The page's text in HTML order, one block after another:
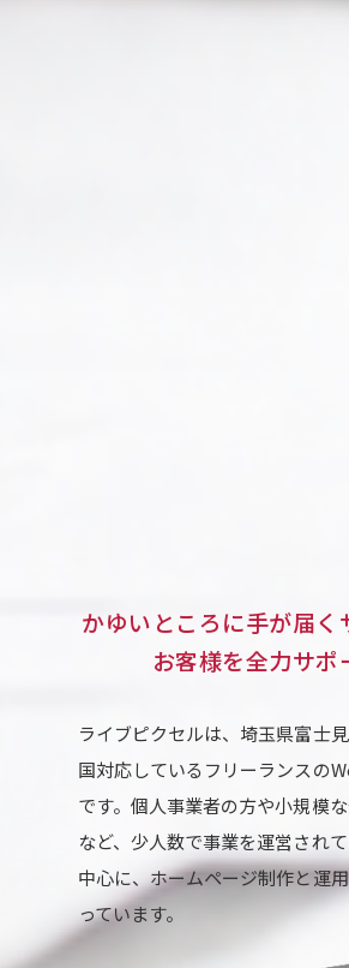
かゆいところに手が届く
お客様を全力サポ
ライブピクセルは、埼玉県富士
国対応しているフリーランスの
です。個人事業者の方や小規模
など、少人数で事業を運営され
中心に、ホームページ制作と運
っています。